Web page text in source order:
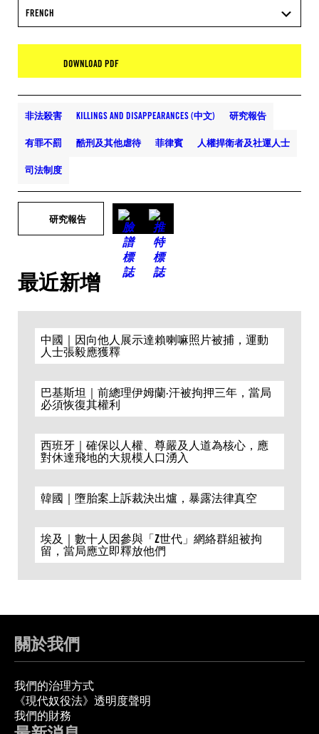
FRENCH
DOWNLOAD PDF
非法殺害 KILLINGS AND DISAPPEARANCES (中文) 研究報告
有罪不罰 酷刑及其他虐待 菲律賓 人權捍衛者及社運人士
司法制度
研究報告
最近新增
中國｜因向他人展示達賴喇嘛照片被捕，運動
人士張毅應獲釋
巴基斯坦｜前總理伊姆蘭·汗被拘押三年，當局
必須恢復其權利
西班牙｜確保以人權、尊嚴及人道為核心，應
對休達飛地的大規模人口湧入
韓國｜墮胎案上訴裁決出爐，暴露法律真空
埃及｜數十人因參與「Z世代」網絡群組被拘
留，當局應立即釋放他們
關於我們
我們的治理方式
《現代奴役法》透明度聲明
我們的財務